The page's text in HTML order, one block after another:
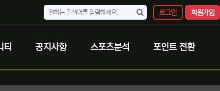
로그인 회원가입
티 공지사항 스포츠분석 포인트 전환